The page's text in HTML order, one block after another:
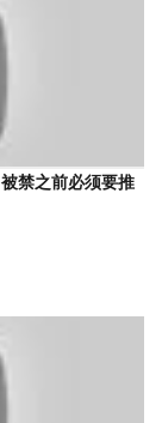
禁之前必须要推